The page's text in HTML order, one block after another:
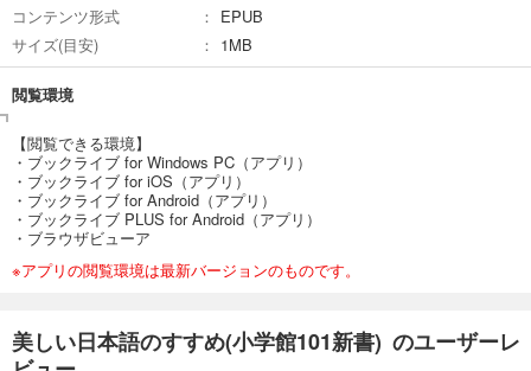
コンテンツ形式
EPUB
サイズ(目安)
1MB
閲覧環境
【閲覧できる環境】
・ブックライブ for Windows PC（アプリ）
・ブックライブ for iOS（アプリ）
・ブックライブ for Android（アプリ）
・ブックライブ PLUS for Android（アプリ）
・ブラウザビューア
※アプリの閲覧環境は最新バージョンのものです。
美しい日本語のすすめ(小学館101新書) のユーザーレ